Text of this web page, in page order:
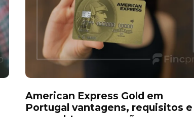
American Express Gold em
Portugal vantagens, requisitos e